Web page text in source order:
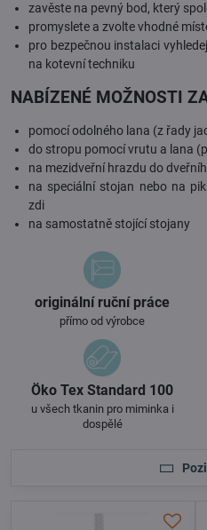
zavěste na pevný bod, který
promyslete a zvolte vhodné
pro bezpečnou instalaci
na kotevní techniku
NABÍZENÉ MOŽNOSTI
pomocí odolného lana (z řady
do stropu pomocí vrutu a lana
na mezidveřní hrazdu do
na speciální stojan nebo na
zdi
na samostatně stojící stojany
originální ruční práce
přímo od výrobce
Öko Tex Standard 100
u všech tkanin pro miminka i
dospělé